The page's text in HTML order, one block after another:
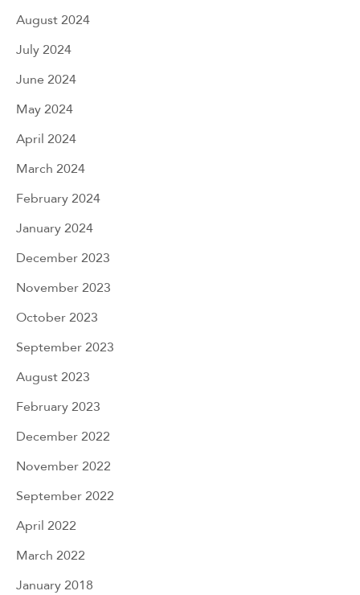
August 2024
July 2024
June 2024
May 2024
April 2024
March 2024
February 2024
January 2024
December 2023
November 2023
October 2023
September 2023
August 2023
February 2023
December 2022
November 2022
September 2022
April 2022
March 2022
January 2018